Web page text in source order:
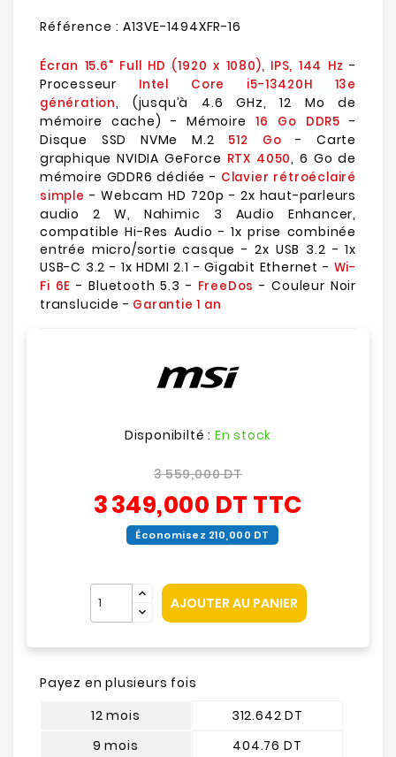
Référence : A13VE-1494XFR-16
Écran 15.6" Full HD (1920 x 1080), IPS, 144 Hz -
Processeur Intel Core i5-13420H 13e
génération, (jusqu’à 4.6 GHz, 12 Mo de
mémoire cache) - Mémoire 16 Go DDR5 -
Disque SSD NVMe M.2 512 Go - Carte
graphique NVIDIA GeForce RTX 4050, 6 Go de
mémoire GDDR6 dédiée - Clavier rétroéclairé
simple - Webcam HD 720p - 2x haut-parleurs
audio 2 W, Nahimic 3 Audio Enhancer,
compatible Hi-Res Audio - 1x prise combinée
entrée micro/sortie casque - 2x USB 3.2 - 1x
USB-C 3.2 - 1x HDMI 2.1 - Gigabit Ethernet - Wi-
Fi 6E - Bluetooth 5.3 - FreeDos - Couleur Noir
translucide - Garantie 1 an
Disponibilté : En stock
3 559,000 DT
3 349,000 DT TTC
Économisez 210,000 DT
AJOUTER AU PANIER
Payez en plusieurs fois
12 mois
9 mois
312.642 DT
404.76 DT